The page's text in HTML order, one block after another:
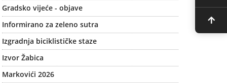
Gradsko vijeće - objave
Informirano za zeleno sutra
Izgradnja biciklističke staze
Izvor Žabica
Markovići 2026